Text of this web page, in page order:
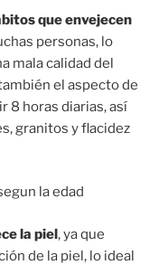
que envejecen
personas, lo
mala calidad del
el aspecto de
8 horas diarias, así
granitos y flacidez
la piel, ya que
de la piel, lo ideal